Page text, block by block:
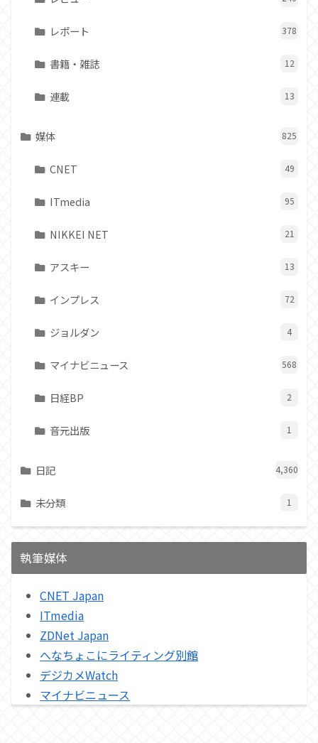
レポート 378
書籍・雑誌 12
連載 13
媒体 825
CNET 49
ITmedia 95
NIKKEI NET 21
アスキー 13
インプレス 72
ジョルダン 4
マイナビニュース 568
日経BP 2
音元出版 1
日記 4,360
未分類 1
執筆媒体
CNET Japan
ITmedia
ZDNet Japan
へなちょこにライティング別館
デジカメWatch
マイナビニュース